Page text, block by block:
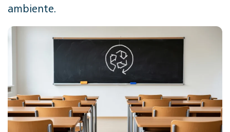
ambiente.